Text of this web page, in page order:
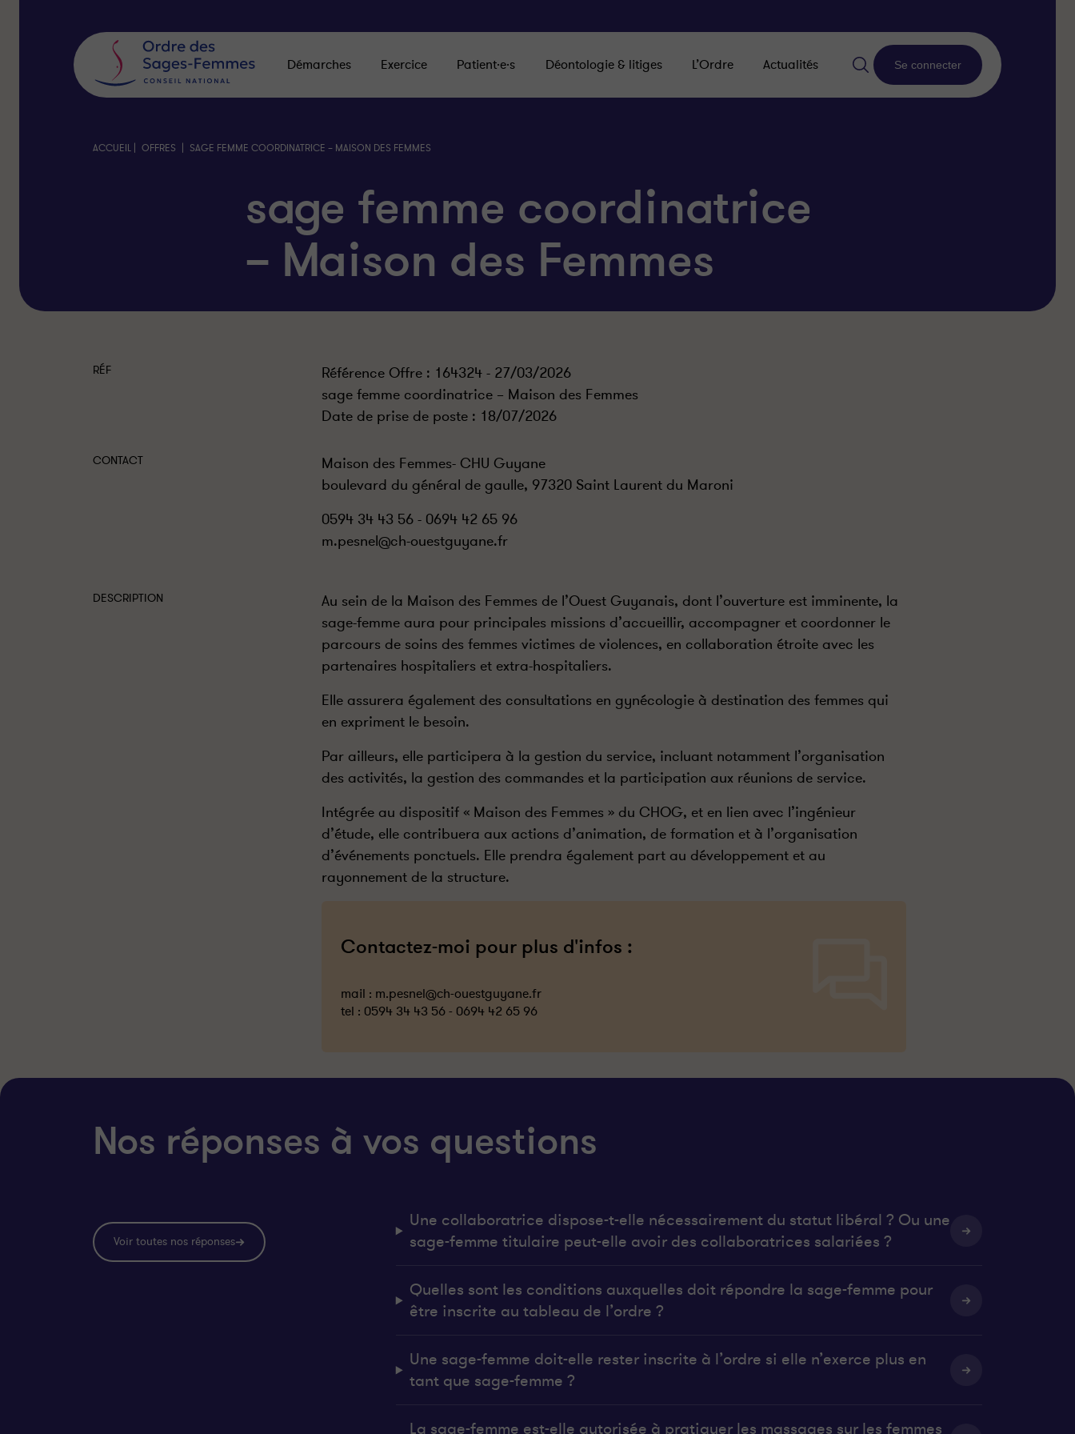
Démarches Exercice Patient·e·s Déontologie & litiges L’Ordre Actualités Se connecter
ACCUEIL | OFFRES | SAGE FEMME COORDINATRICE – MAISON DES FEMMES
sage femme coordinatrice
– Maison des Femmes
RÉF
Référence Offre : 164324 - 27/03/2026
sage femme coordinatrice – Maison des Femmes
Date de prise de poste : 18/07/2026
CONTACT
Maison des Femmes- CHU Guyane
boulevard du général de gaulle, 97320 Saint Laurent du Maroni
0594 34 43 56 - 0694 42 65 96
m.pesnel@ch-ouestguyane.fr
DESCRIPTION
Au sein de la Maison des Femmes de l’Ouest Guyanais, dont l’ouverture est imminente, la
sage-femme aura pour principales missions d’accueillir, accompagner et coordonner le
parcours de soins des femmes victimes de violences, en collaboration étroite avec les
partenaires hospitaliers et extra-hospitaliers.
Elle assurera également des consultations en gynécologie à destination des femmes qui
en expriment le besoin.
Par ailleurs, elle participera à la gestion du service, incluant notamment l’organisation
des activités, la gestion des commandes et la participation aux réunions de service.
Intégrée au dispositif « Maison des Femmes » du CHOG, et en lien avec l’ingénieur
d’étude, elle contribuera aux actions d’animation, de formation et à l’organisation
d’événements ponctuels. Elle prendra également part au développement et au
rayonnement de la structure.
Contactez-moi pour plus d'infos :
mail : m.pesnel@ch-ouestguyane.fr
tel : 0594 34 43 56 - 0694 42 65 96
Nos réponses à vos questions
Voir toutes nos réponses
Une collaboratrice dispose-t-elle nécessairement du statut libéral ? Ou une
sage-femme titulaire peut-elle avoir des collaboratrices salariées ?
Quelles sont les conditions auxquelles doit répondre la sage-femme pour
être inscrite au tableau de l’ordre ?
Une sage-femme doit-elle rester inscrite à l’ordre si elle n’exerce plus en
tant que sage-femme ?
La sage-femme est-elle autorisée à pratiquer les massages sur les femmes